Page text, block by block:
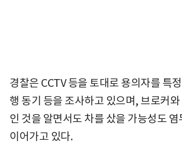
경찰은 CCTV 등을 토대로 용의자를 특
행 동기 등을 조사하고 있으며, 브로커
인 것을 알면서도 차를 샀을 가능성도
이어가고 있다.